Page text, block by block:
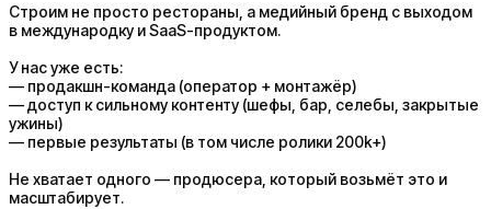
Строим не просто рестораны, а медийный бренд с выходом
в международку и SaaS-продуктом.
У нас уже есть:
— продакшн-команда (оператор + монтажёр)
— доступ к сильному контенту (шефы, бар, селебы, закрытые
ужины)
— первые результаты (в том числе ролики 200k+)
Не хватает одного — продюсера, который возьмёт это и
масштабирует.